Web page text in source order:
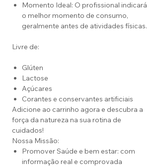
Momento Ideal: O profissional indicará
o melhor momento de consumo,
geralmente antes de atividades físicas.
Livre de:
Glúten
Lactose
Açúcares
Corantes e conservantes artificiais
Adicione ao carrinho agora e descubra a
força da natureza na sua rotina de
cuidados!
Nossa Missão:
Promover Saúde e bem estar: com
informação real e comprovada